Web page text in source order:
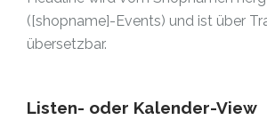
([shopname]-Events) und ist über
übersetzbar.
Listen- oder Kalender-View